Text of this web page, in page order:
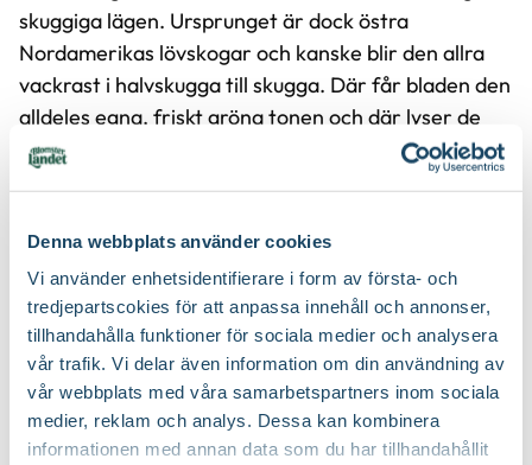
Denna webbplats använder cookies
Vi använder enhetsidentifierare i form av första- och
tredjepartscokies för att anpassa innehåll och annonser,
tillhandahålla funktioner för sociala medier och analysera
vår trafik. Vi delar även information om din användning av
vår webbplats med våra samarbetspartners inom sociala
medier, reklam och analys. Dessa kan kombinera
informationen med annan data som du har tillhandahållit
skuggiga lägen. Ursprunget är dock östra
Nordamerikas lövskogar och kanske blir den allra
vackrast i halvskugga till skugga. Där får bladen den
alldeles egna, friskt gröna tonen och där lyser de
vita blommorna som mest. Lundmiljö eller annan
växtplats under lövträdskronor är perfekt men
är också en växt som är flexibel när det gäller
jorden. Den trivs utmärkt i de flesta jordar som inte
är utpräglat torra eller fuktiga. Även när det gäller
pH-värdet är krypflox tolerant.